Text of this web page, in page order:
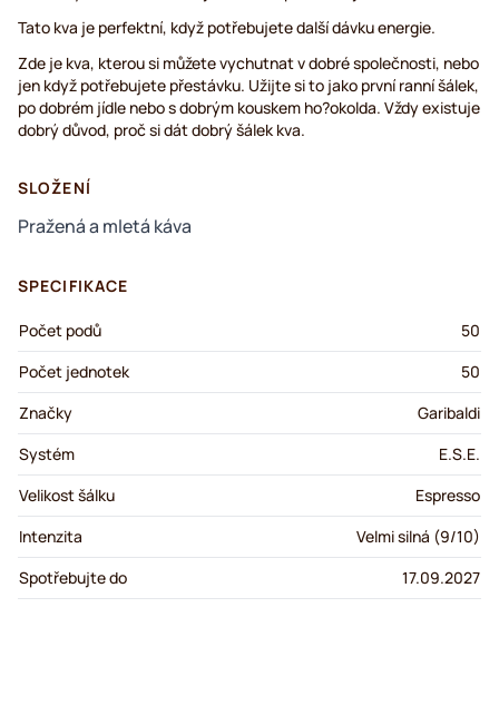
Tato kva je perfektní, když potřebujete další dávku energie.
Zde je kva, kterou si můžete vychutnat v dobré společnosti, nebo
jen když potřebujete přestávku. Užijte si to jako první ranní šálek,
po dobrém jídle nebo s dobrým kouskem ho?okolda. Vždy existuje
dobrý důvod, proč si dát dobrý šálek kva.
SLOŽENÍ
Pražená a mletá káva
SPECIFIKACE
Počet podů
50
Počet jednotek
50
Značky
Garibaldi
Systém
E.S.E.
Velikost šálku
Espresso
Intenzita
Velmi silná (9/10)
Spotřebujte do
17.09.2027